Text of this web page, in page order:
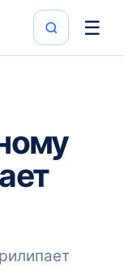
☰